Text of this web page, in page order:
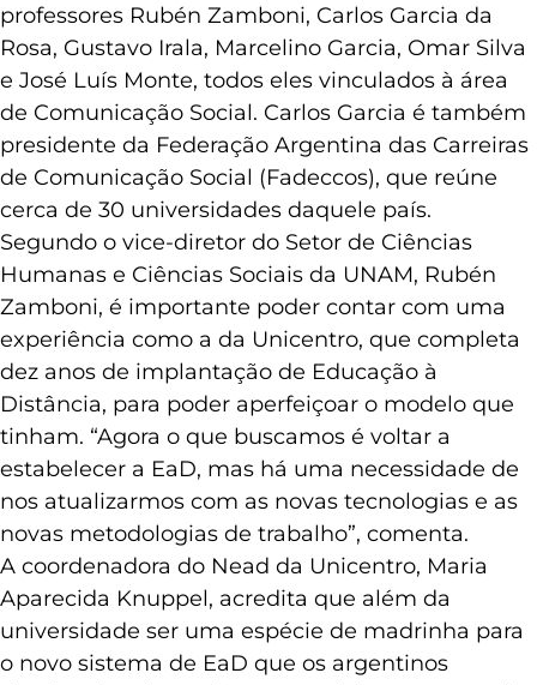
professores Rubén Zamboni, Carlos Garcia da
Rosa, Gustavo Irala, Marcelino Garcia, Omar Silva
e José Luís Monte, todos eles vinculados à área
de Comunicação Social. Carlos Garcia é também
presidente da Federação Argentina das Carreiras
de Comunicação Social (Fadeccos), que reúne
cerca de 30 universidades daquele país.
Segundo o vice-diretor do Setor de Ciências
Humanas e Ciências Sociais da UNAM, Rubén
Zamboni, é importante poder contar com uma
experiência como a da Unicentro, que completa
dez anos de implantação de Educação à
Distância, para poder aperfeiçoar o modelo que
tinham. “Agora o que buscamos é voltar a
estabelecer a EaD, mas há uma necessidade de
nos atualizarmos com as novas tecnologias e as
novas metodologias de trabalho”, comenta.
A coordenadora do Nead da Unicentro, Maria
Aparecida Knuppel, acredita que além da
universidade ser uma espécie de madrinha para
o novo sistema de EaD que os argentinos